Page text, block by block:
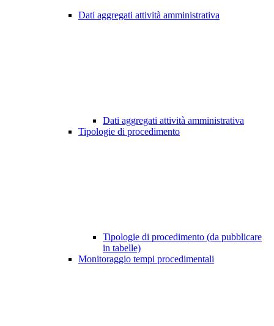
Dati aggregati attività amministrativa
Dati aggregati attività amministrativa
Tipologie di procedimento
Tipologie di procedimento (da pubblicare
in tabelle)
Monitoraggio tempi procedimentali